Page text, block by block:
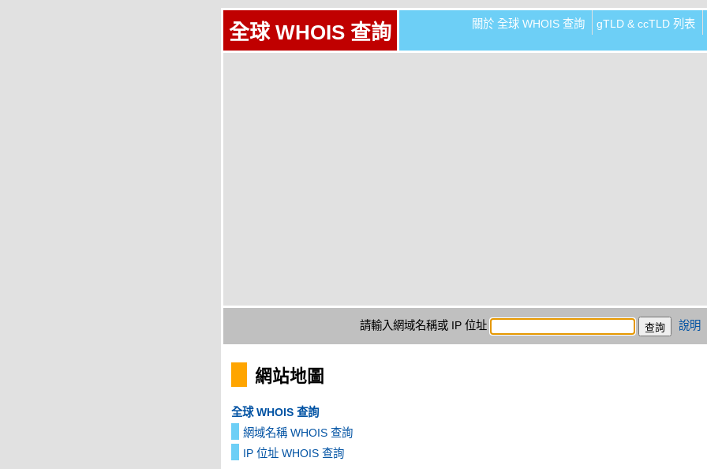
全球 WHOIS 查詢 關於 全球 WHOIS 查詢 gTLD & ccTLD 列表
請輸入網域名稱或 IP 位址 說明
網站地圖
全球 WHOIS 查詢
網域名稱 WHOIS 查詢
IP 位址 WHOIS 查詢